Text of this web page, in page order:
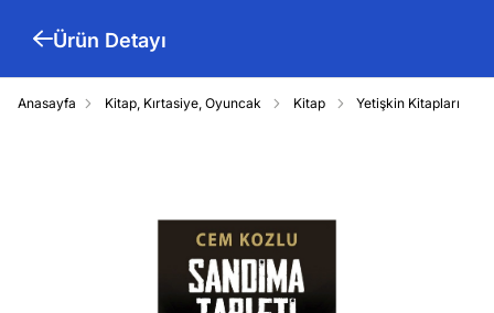
21000000071910/21000000072096/21000000072097/
Ürün Detayı
Anasayfa Kitap, Kırtasiye, Oyuncak Kitap Yetişkin Kitapları